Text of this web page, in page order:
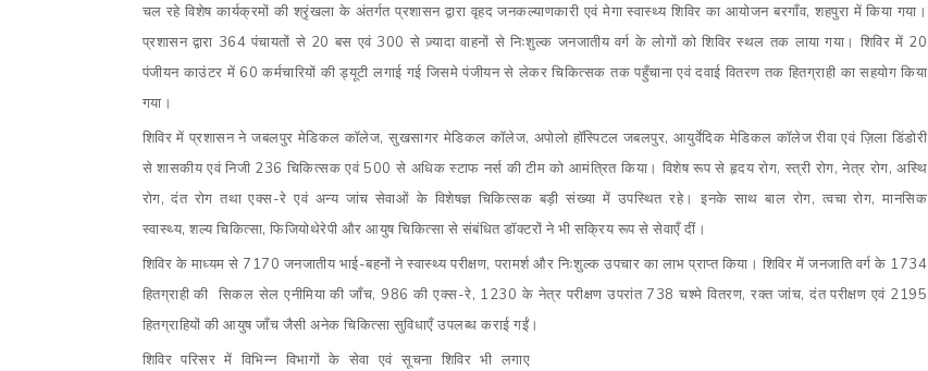
चल रहे विशेष कार्यक्रमों की श्रृंखला के अंतर्गत प्रशासन द्वारा वृहद जनकल्याणकारी एवं मेगा स्वास्थ्य शिविर का आयोजन बरगाँव,शहपुरा में किया गया।
प्रशासन द्वारा 364 पंचायतों से 20 बस एवं 300 से ज़्यादा वाहनों से निःशुल्क जनजातीय वर्ग के लोगों को शिविर स्थल तक लाया गया। शिविर में 20
पंजीयन काउंटर में 60 कर्मचारियों की ड्यूटी लगाई गई जिसमे पंजीयन से लेकर चिकित्सक तक पहुँचाना एवं दवाई वितरण तक हितग्राही का सहयोग किया
गया।
शिविर में प्रशासन ने जबलपुर मेडिकल कॉलेज,सुखसागर मेडिकल कॉलेज, अपोलो हॉस्पिटल जबलपुर, आयुर्वेदिक मेडिकल कॉलेज रीवा एवं ज़िला डिंडोरी
से शासकीय एवं निजी 236 चिकित्सक एवं 500 से अधिक स्टाफ नर्स की टीम को आमंत्रित किया। विशेष रूप से हृदय रोग, स्त्री रोग,नेत्र रोग,अस्थि
रोग,दंत रोग तथा एक्स-रे एवं अन्य जांच सेवाओं के विशेषज्ञ चिकित्सक बड़ी संख्या में उपस्थित रहे। इनके साथ बाल रोग, त्वचा रोग,मानसिक
स्वास्थ्य, शल्य चिकित्सा, फिजियोथेरेपी और आयुष चिकित्सा से संबंधित डॉक्टरों ने भी सक्रिय रूप से सेवाएँ दीं।
शिविर के माध्यम से 7170 जनजातीय भाई-बहनों ने स्वास्थ्य परीक्षण, परामर्श और निःशुल्क उपचार का लाभ प्राप्त किया। शिविर में जनजाति वर्ग के 1734
हितग्राही की सिकल सेल एनीमिया की जाँच,986 की एक्स-रे, 1230 के नेत्र परीक्षण उपरांत 738 चश्मे वितरण,रक्त जांच,दंत परीक्षण एवं 2195
हितग्राहियों की आयुष जाँच जैसी अनेक चिकित्सा सुविधाएँ उपलब्ध कराई गईं।
शिविर परिसर में विभिन्न विभागों के सेवा एवं सूचना शिविर भी लगाए